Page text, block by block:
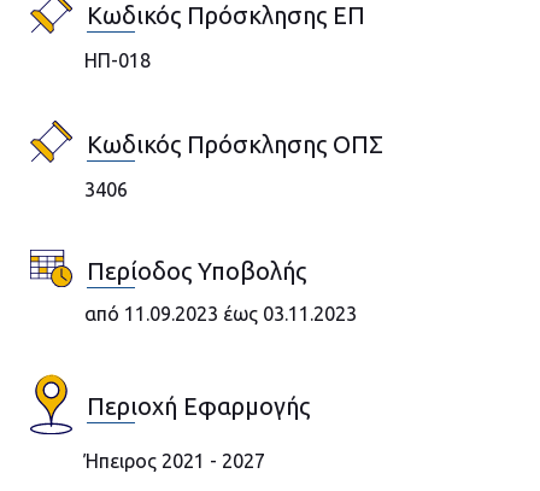
Κωδικός Πρόσκλησης ΕΠ
ΗΠ-018
Κωδικός Πρόσκλησης ΟΠΣ
3406
Περίοδος Υποβολής
από 11.09.2023 έως 03.11.2023
Περιοχή Εφαρμογής
Ήπειρος 2021 - 2027